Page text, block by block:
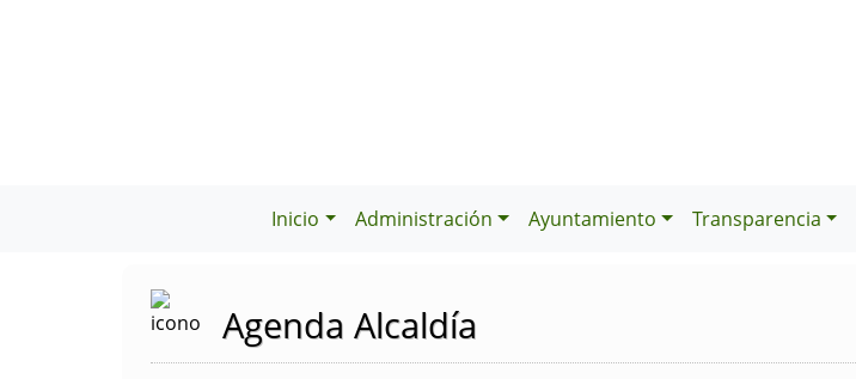
Inicio Administración Ayuntamiento Transparencia
Agenda Alcaldía